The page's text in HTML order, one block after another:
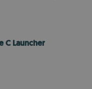
C Launcher